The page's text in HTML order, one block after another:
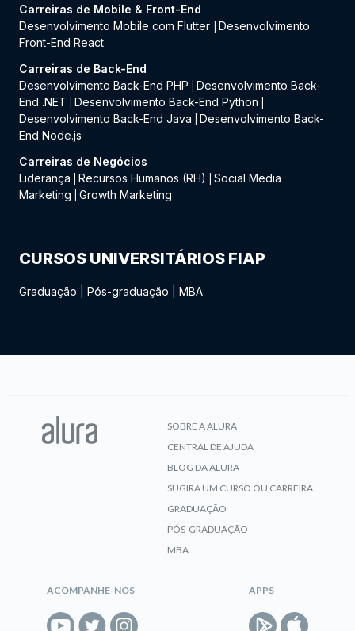
Carreiras de Mobile & Front-End
Desenvolvimento Mobile com Flutter
Desenvolvimento
Front-End React
Carreiras de Back-End
Desenvolvimento Back-End PHP
Desenvolvimento Back-
End .NET
Desenvolvimento Back-End Python
Desenvolvimento Back-End Java
Desenvolvimento Back-
End Node.js
Carreiras de Negócios
Liderança
Recursos Humanos (RH)
Social Media
Marketing
Growth Marketing
CURSOS UNIVERSITÁRIOS FIAP
Graduação Pós-graduação MBA
SOBRE A ALURA
CENTRAL DE AJUDA
BLOG DA ALURA
SUGIRA UM CURSO OU CARREIRA
GRADUAÇÃO
PÓS-GRADUAÇÃO
MBA
ACOMPANHE-NOS APPS